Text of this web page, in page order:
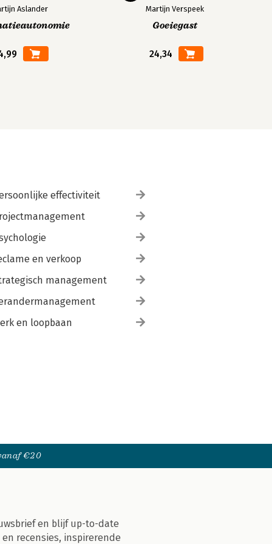
Aslander Martijn Verspeek
Goeiegast
24,34
effectiviteit
en verkoop
management
en loopbaan
€20
en blijf up-to-date
recensies, inspirerende